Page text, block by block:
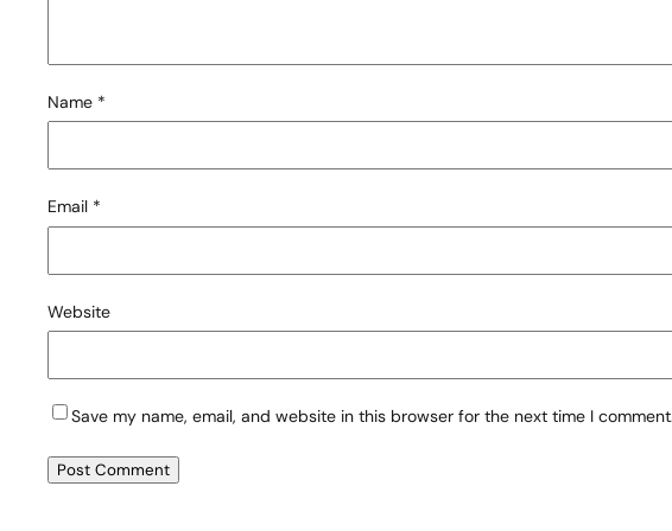
Name *
Email *
Website
Save my name, email, and website in this browser for the next time I comment.